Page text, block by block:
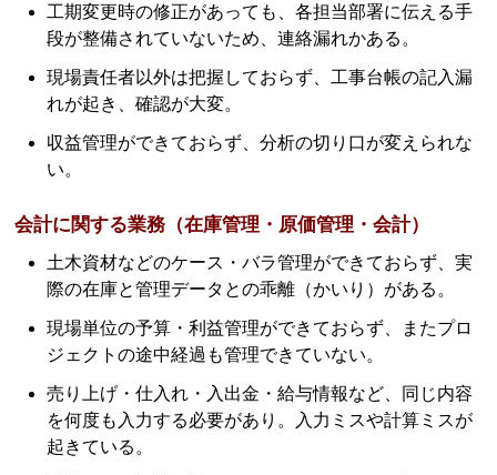
工期変更時の修正があっても、各担当部署に伝える手
段が整備されていないため、連絡漏れかある。
現場責任者以外は把握しておらず、工事台帳の記入漏
れが起き、確認が大変。
収益管理ができておらず、分析の切り口が変えられな
い。
会計に関する業務（在庫管理・原価管理・会計）
土木資材などのケース・バラ管理ができておらず、実
際の在庫と管理データとの乖離（かいり）がある。
現場単位の予算・利益管理ができておらず、またプロ
ジェクトの途中経過も管理できていない。
売り上げ・仕入れ・入出金・給与情報など、同じ内容
を何度も入力する必要があり。入力ミスや計算ミスが
起きている。